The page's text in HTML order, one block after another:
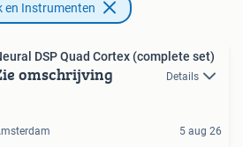
en Instrumenten
DSP Quad Cortex (complete set)
omschrijving Details
5 aug 26